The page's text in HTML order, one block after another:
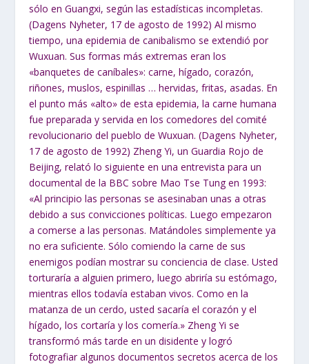
sólo en Guangxi, según las estadísticas incompletas.
(Dagens Nyheter, 17 de agosto de 1992) Al mismo
tiempo, una epidemia de canibalismo se extendió por
Wuxuan. Sus formas más extremas eran los
«banquetes de caníbales»: carne, hígado, corazón,
riñones, muslos, espinillas … hervidas, fritas, asadas. En
el punto más «alto» de esta epidemia, la carne humana
fue preparada y servida en los comedores del comité
revolucionario del pueblo de Wuxuan. (Dagens Nyheter,
17 de agosto de 1992) Zheng Yi, un Guardia Rojo de
Beijing, relató lo siguiente en una entrevista para un
documental de la BBC sobre Mao Tse Tung en 1993:
«Al principio las personas se asesinaban unas a otras
debido a sus convicciones políticas. Luego empezaron
a comerse a las personas. Matándoles simplemente ya
no era suficiente. Sólo comiendo la carne de sus
enemigos podían mostrar su conciencia de clase. Usted
torturaría a alguien primero, luego abriría su estómago,
mientras ellos todavía estaban vivos. Como en la
matanza de un cerdo, usted sacaría el corazón y el
hígado, los cortaría y los comería.» Zheng Yi se
transformó más tarde en un disidente y logró
fotografiar algunos documentos secretos acerca de los